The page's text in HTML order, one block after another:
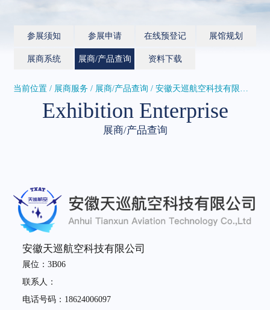
参展须知 参展申请 在线预登记 展馆规划
展商系统 展商/产品查询 资料下载
当前位置 / 展商服务 / 展商/产品查询 / 安徽天巡航空科技有限公司
Exhibition Enterprise
展商/产品查询
安徽天巡航空科技有限公司
展位：3B06
联系人：
电话号码：18624006097